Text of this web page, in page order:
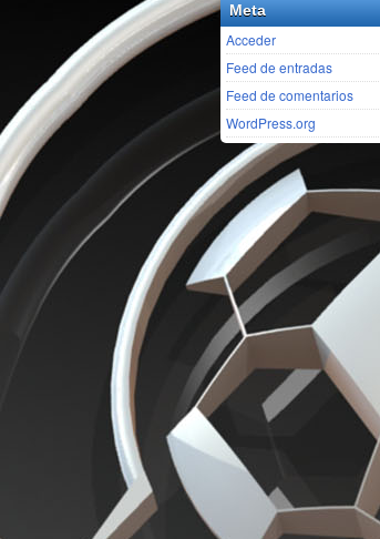
Meta
Acceder
Feed de entradas
Feed de comentarios
WordPress.org